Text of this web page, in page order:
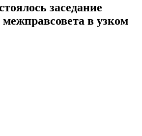
заседание
в узком